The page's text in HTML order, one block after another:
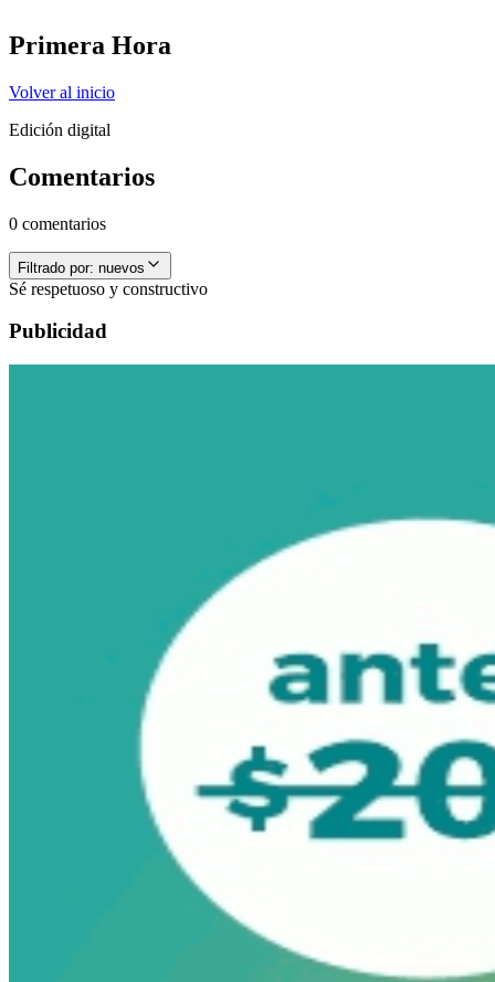
Primera Hora
Volver al inicio
Edición digital
Comentarios
0 comentarios
Filtrado por: nuevos
Sé respetuoso y constructivo
Publicidad